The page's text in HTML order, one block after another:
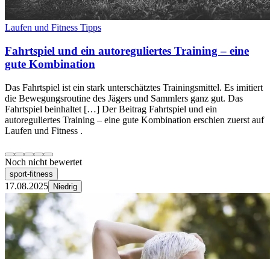
Laufen und Fitness Tipps
Fahrtspiel und ein autoreguliertes Training – eine
gute Kombination
Das Fahrtspiel ist ein stark unterschätztes Trainingsmittel. Es imitiert
die Bewegungsroutine des Jägers und Sammlers ganz gut. Das
Fahrtspiel beinhaltet […] Der Beitrag Fahrtspiel und ein
autoreguliertes Training – eine gute Kombination erschien zuerst auf
Laufen und Fitness .
Noch nicht bewertet
sport-fitness
17.08.2025 Niedrig